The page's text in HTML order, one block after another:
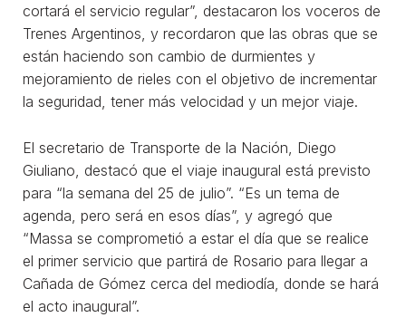
cortará el servicio regular”, destacaron los voceros de
Trenes Argentinos, y recordaron que las obras que se
están haciendo son cambio de durmientes y
mejoramiento de rieles con el objetivo de incrementar
la seguridad, tener más velocidad y un mejor viaje.
El secretario de Transporte de la Nación, Diego
Giuliano, destacó que el viaje inaugural está previsto
para “la semana del 25 de julio”. “Es un tema de
agenda, pero será en esos días”, y agregó que
“Massa se comprometió a estar el día que se realice
el primer servicio que partirá de Rosario para llegar a
Cañada de Gómez cerca del mediodía, donde se hará
el acto inaugural”.